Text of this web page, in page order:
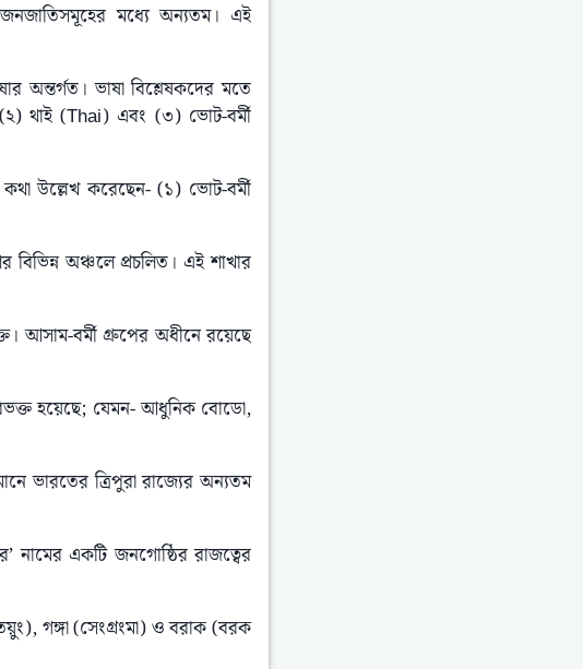
জনজাতিসমূহের মধ্যে অন্যতম। এই
অন্তর্গত। ভাষা বিশ্লেষকদের মতে
থাই (Thai) এবং (৩) ভোট-বর্মী
উল্লেখ করেছেন- (১) ভোট-বর্মী
বিভিন্ন অঞ্চলে প্রচলিত। এই শাখার
আসাম-বর্মী গ্রুপের অধীনে রয়েছে
বিভক্ত হয়েছে; যেমন- আধুনিক বোডো,
ভারতের ত্রিপুরা রাজ্যের অন্যতম
নামের একটি জনগোষ্ঠির রাজত্বের
গঙ্গা (সেংগ্রংমা) ও বরাক (বরক